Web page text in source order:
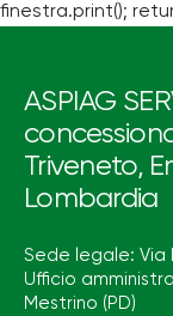
finestra.print();
ASPIAG
Triveneto,
Lombardia
Sede legale: Via
Ufficio
Mestrino (PD)